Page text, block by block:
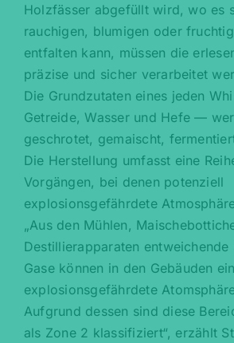
Holzfässer abgefüllt wird, wo es
rauchigen, blumigen oder
entfalten kann, müssen die
präzise und sicher verarbeitet
Die Grundzutaten eines jeden
Getreide, Wasser und Hefe —
geschrotet, gemaischt,
Die Herstellung umfasst eine
Vorgängen, bei denen potenziell
explosionsgefährdete
„Aus den Mühlen,
Destillierapparaten entweichende
Gase können in den Gebäuden
explosionsgefährdete
Aufgrund dessen sind diese
als Zone 2 klassifiziert“, erzählt